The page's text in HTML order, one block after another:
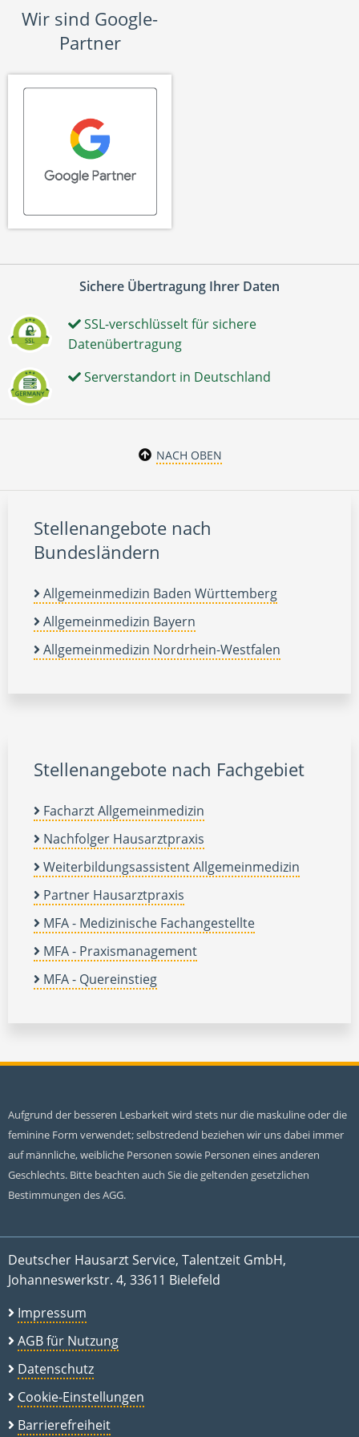
Wir sind Google-
Partner
Sichere Übertragung Ihrer Daten
SSL-verschlüsselt für sichere
Datenübertragung
Serverstandort in Deutschland
NACH OBEN
Stellenangebote nach
Bundesländern
Allgemeinmedizin Baden Württemberg
Allgemeinmedizin Bayern
Allgemeinmedizin Nordrhein-Westfalen
Stellenangebote nach Fachgebiet
Facharzt Allgemeinmedizin
Nachfolger Hausarztpraxis
Weiterbildungsassistent Allgemeinmedizin
Partner Hausarztpraxis
MFA - Medizinische Fachangestellte
MFA - Praxismanagement
MFA - Quereinstieg
Aufgrund der besseren Lesbarkeit wird stets nur die maskuline oder die
feminine Form verwendet; selbstredend beziehen wir uns dabei immer
auf männliche, weibliche Personen sowie Personen eines anderen
Geschlechts. Bitte beachten auch Sie die geltenden gesetzlichen
Bestimmungen des AGG.
Deutscher Hausarzt Service, Talentzeit GmbH,
Johanneswerkstr. 4, 33611 Bielefeld
Impressum
AGB für Nutzung
Datenschutz
Cookie-Einstellungen
Barrierefreiheit